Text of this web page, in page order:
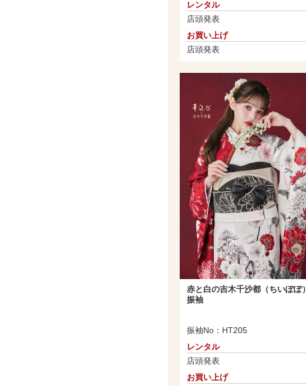
レンタル
店頭発表
お買い上げ
店頭発表
赤と白の吉木千沙都（ちいぽぽ）
振袖
振袖No：HT205
レンタル
店頭発表
お買い上げ